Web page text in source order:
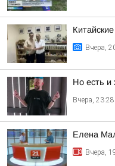
Вчера,
Но есть и
Вчера, 23:28
Елена
Вчера,